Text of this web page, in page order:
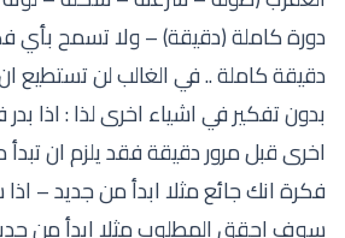
دورة كاملة (دقيقة) – ولا تسمح بأي
دقيقة كاملة .. في الغالب لن تستطيع
بدون تفكير في اشياء اخرى لذا : اذا
اخرى قبل مرور دقيقة فقد يلزم ان
فكرة انك جائع مثلا ابدأ من جديد –
سوف احقق المطلوب مثلا ابدأ من